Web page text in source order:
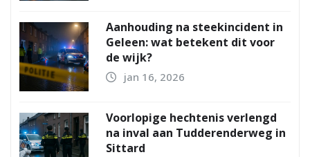
Aanhouding na steekincident in
Geleen: wat betekent dit voor
de wijk?
jan 16, 2026
Voorlopige hechtenis verlengd
na inval aan Tudderenderweg in
Sittard